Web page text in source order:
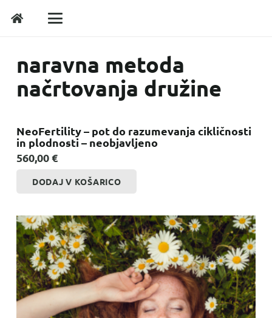
naravna metoda
načrtovanja družine
NeoFertility – pot do razumevanja cikličnosti
in plodnosti – neobjavljeno
560,00€
DODAJ V KOŠARICO